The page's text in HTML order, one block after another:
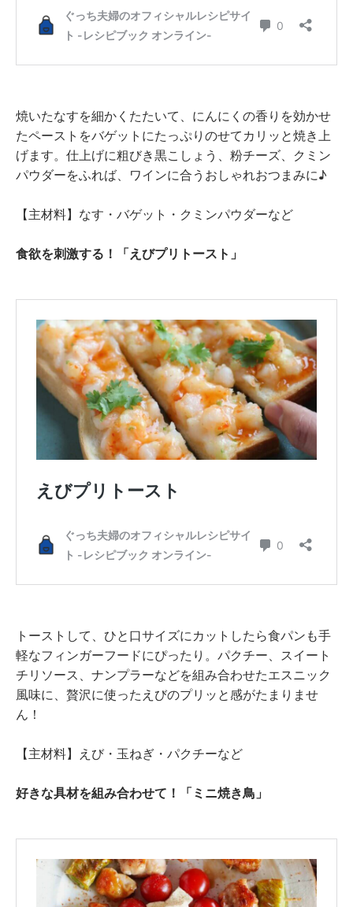
焼いたなすを細かくたたいて、にんにくの香りを効かせ
たペーストをバゲットにたっぷりのせてカリッと焼き上
げます。仕上げに粗びき黒こしょう、粉チーズ、クミン
パウダーをふれば、ワインに合うおしゃれおつまみに♪
【主材料】なす・バゲット・クミンパウダーなど
食欲を刺激する！「えびプリトースト」
トーストして、ひと口サイズにカットしたら食パンも手
軽なフィンガーフードにぴったり。パクチー、スイート
チリソース、ナンプラーなどを組み合わせたエスニック
風味に、贅沢に使ったえびのプリッと感がたまりませ
ん！
【主材料】えび・玉ねぎ・パクチーなど
好きな具材を組み合わせて！「ミニ焼き鳥」